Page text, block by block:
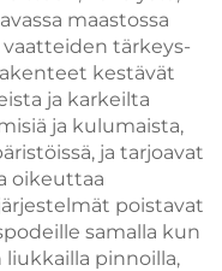
maastossa
tärkeys-
kestävät
ja karkeilta
ja kulumaista,
ja tarjoavat
oikeuttaa
poistavat
samalla kun
pinnoilla,